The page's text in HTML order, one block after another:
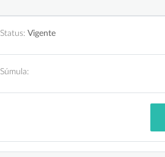
Status: Vigente
Súmula: